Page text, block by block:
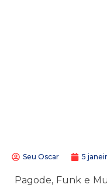
Seu Oscar 5
Pagode, Funk e